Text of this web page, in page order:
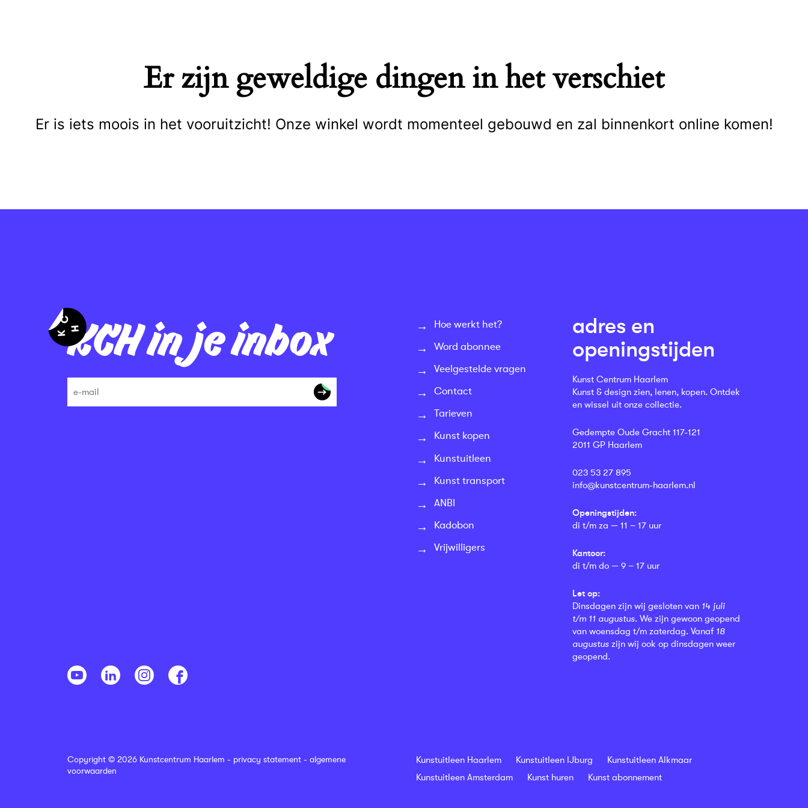
Er zijn geweldige dingen in het verschiet
Er is iets moois in het vooruitzicht! Onze winkel wordt momenteel gebouwd en zal binnenkort online komen!
KCH in je inbox
Hoe werkt het?
Word abonnee
Veelgestelde vragen
Contact
Tarieven
Kunst kopen
Kunstuitleen
Kunst transport
ANBI
Kadobon
Vrijwilligers
adres en
openingstijden
Kunst Centrum Haarlem
Kunst & design zien, lenen, kopen. Ontdek
en wissel uit onze collectie.
Gedempte Oude Gracht 117-121
2011 GP Haarlem
023 53 27 895
info@kunstcentrum-haarlem.nl
Openingstijden:
di t/m za — 11 – 17 uur
Kantoor:
di t/m do — 9 – 17 uur
Let op:
Dinsdagen zijn wij gesloten van 14 juli
t/m 11 augustus. We zijn gewoon geopend
van woensdag t/m zaterdag. Vanaf 18
augustus zijn wij ook op dinsdagen weer
geopend.
Copyright © 2026 Kunstcentrum Haarlem - privacy statement - algemene
voorwaarden
Kunstuitleen Haarlem Kunstuitleen IJburg
Kunstuitleen Alkmaar
Kunstuitleen Amsterdam
Kunst huren Kunst abonnement